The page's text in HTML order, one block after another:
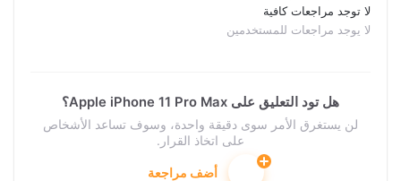
لا توجد مراجعات كافية
لا يوجد مراجعات للمستخدمين
هل تود التعليق على Apple iPhone 11 Pro Max؟
لن يستغرق الأمر سوى دقيقة واحدة، وسوف تساعد الأشخاص
على اتخاذ القرار.
أضف مراجعة